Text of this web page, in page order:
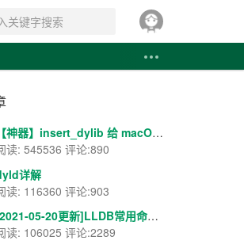
【神器】insert_dylib 给 macOS APP 添加导入表注入--你懂的~~
读: 545536 评论:890
详解
读: 116360 评论:903
[2021-05-20更新]LLDB常用命令--飘云整理
读: 106025 评论:2289